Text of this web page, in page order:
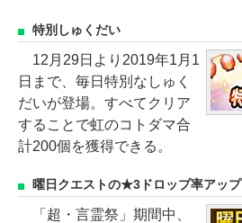
特別しゅくだい
12月29日より2019年1月1
日まで、毎日特別なしゅく
だいが登場。すべてクリア
することで虹のコトダマ合
計200個を獲得できる。
曜日クエストの★3ドロップ率アップ
「超・言霊祭」期間中、